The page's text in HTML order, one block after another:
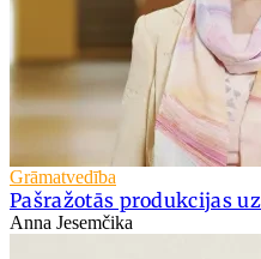
Grāmatvedība
Pašražotās produkcijas
Anna Jesemčika